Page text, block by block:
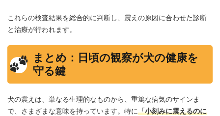
これらの検査結果を総合的に判断し、震えの原因に合わせた診断
と治療が行われます。
まとめ：日頃の観察が犬の健康を
守る鍵
犬の震えは、単なる生理的なものから、重篤な病気のサインま
で、さまざまな意味を持っています。特に「小刻みに震えるのに